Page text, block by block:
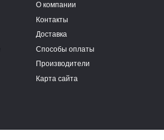
О компании
Контакты
Доставка
Способы оплаты
Производители
Карта сайта